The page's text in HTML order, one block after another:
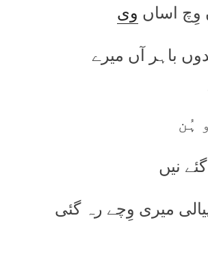
وِچ اساں وی
باہر آں میرے
ہُن
نیں
میری وِچے رہ گئی